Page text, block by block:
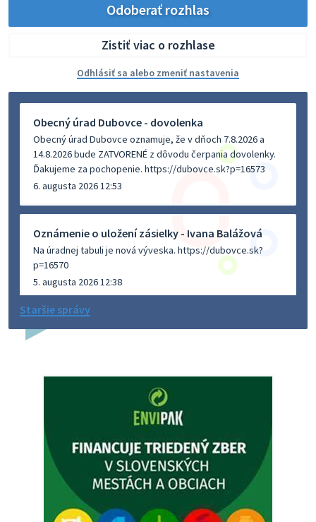
Odoberať rozhlas
Zistiť viac o rozhlase
Odhlásiť sa alebo zmeniť nastavenia
Obecný úrad Dubovce - dovolenka
Obecný úrad Dubovce oznamuje, že v dňoch 7.8.2026 a
14.8.2026 bude ZATVORENÉ z dôvodu čerpania dovolenky.
Ďakujeme za pochopenie. https://dubovce.sk?p=16573
6. augusta 2026 12:53
Oznámenie o uložení zásielky - Ivana Balážová
Na úradnej tabuli je nová výveska. https://dubovce.sk?
p=16570
5. augusta 2026 12:38
Dovolenka - MUDr. Marián Sivoň
budeZATVORENÁ z dôvodu čerpania dovolenky. Akútne
prípady bude riešiť MUDr.Fisch…
Zajtrajší zvoz odpadu
Vážený občan, zajtra 5. 8. sa bude zvážať komunálny odpad.
4. augusta 2026 15:30
Staršie správy